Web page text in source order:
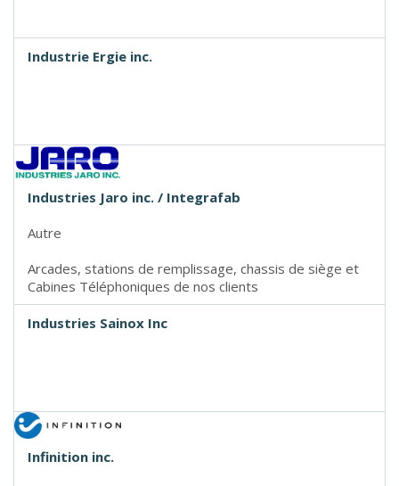
Industrie Ergie inc.
Industries Jaro inc. / Integrafab
Autre
Arcades, stations de remplissage, chassis de siège et
Cabines Téléphoniques de nos clients
Industries Sainox Inc
Infinition inc.